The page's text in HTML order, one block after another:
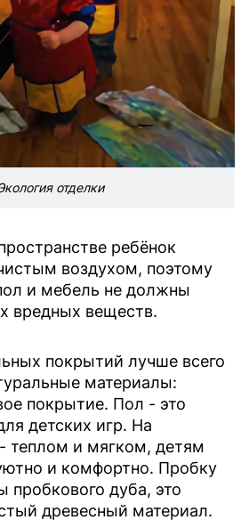
отделки
ребёнок
воздухом, поэтому
и мебель не должны
вредных веществ.
покрытий лучше всего
материалы:
покрытие. Пол - это
детских игр. На
теплом и мягком, детям
и комфортно. Пробку
пробкового дуба, это
древесный материал.